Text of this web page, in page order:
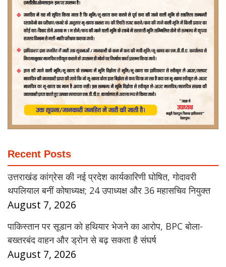
Recent Posts
उत्तराखंड कांग्रेस की नई प्रदेश कार्यकारिणी घोषित, गोदावरी
थपलियाल बनीं कोषाध्यक्ष; 24 उपाध्यक्ष और 36 महासचिव नियुक्त
August 7, 2026
पाकिस्तान पर सूडान को हथियार भेजने का आरोप, BPC बोला-
बख्तरबंद वाहन और ड्रोन से बढ़ सकता है संघर्ष
August 7, 2026